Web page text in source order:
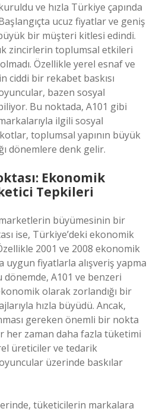
ve hızla Türkiye çapında
ucuz fiyatlar ve geniş
bir müşteri kitlesi edindi.
zincirlerin toplumsal etkileri
Özellikle yerel esnaf ve
ciddi bir rekabet baskısı
bazen sosyal
Bu noktada, A101 gibi
ilgili sosyal
toplumsal yapının büyük
dönemlere denk gelir.
Ekonomik
Tepkileri
büyümesinin bir
ise, Türkiye’deki ekonomik
2001 ve 2008 ekonomik
uygun fiyatlarla alışveriş yapma
dönemde, A101 ve benzeri
olarak zorlandığı bir
hızla büyüdü. Ancak,
gereken önemli bir nokta
her zaman daha fazla tüketimi
üreticiler ve tedarik
üzerinde baskılar
tüketicilerin markalara